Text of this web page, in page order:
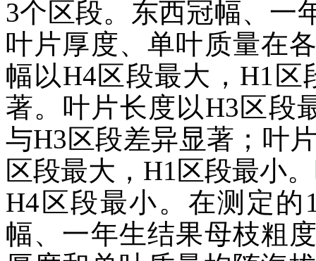
3个区段。东西冠幅、一
叶片厚度、单叶质量在
幅以H4区段最大，H1
著。叶片长度以H3区段
与H3区段差异显著；叶
区段最大，H1区段最小
H4区段最小。在测定
幅、一年生结果母枝粗